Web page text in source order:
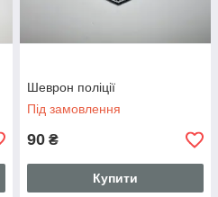
Шеврон поліції
Під замовлення
90 ₴
Купити